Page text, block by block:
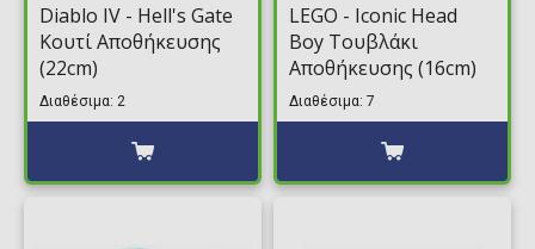
Diablo IV - Hell's Gate
Κουτί Αποθήκευσης
(22cm)
Διαθέσιμα: 2
LEGO - Iconic Head
Boy Τουβλάκι
Αποθήκευσης (16cm)
Διαθέσιμα: 7